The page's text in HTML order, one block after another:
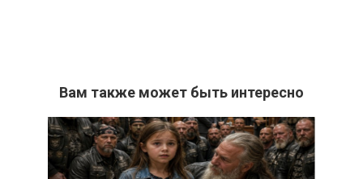
Вам также может быть интересно